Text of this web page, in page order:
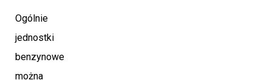
Ogólnie
jednostki
benzynowe
można